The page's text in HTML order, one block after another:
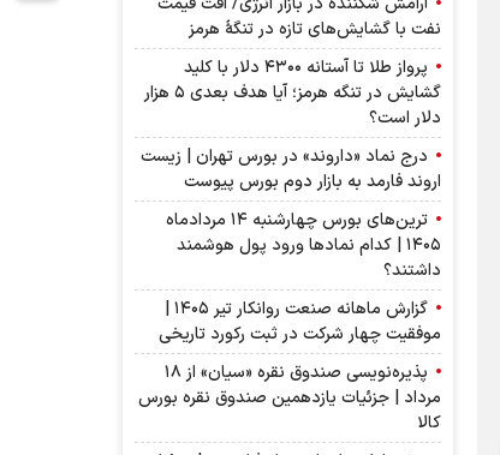
نفت با گشایش‌های تازه در تنگۀ هرمز
پرواز طلا تا آستانه ۴۳۰۰ دلار با کلید
گشایش در تنگه هرمز؛ آیا هدف بعدی ۵ هزار
دلار است؟
درج نماد «داروند» در بورس تهران | زیست
اروند فارمد به بازار دوم بورس پیوست
ترین‌های بورس چهارشنبه ۱۴ مردادماه
۱۴۰۵ | کدام نماد‌ها ورود پول هوشمند
داشتند؟
گزارش ماهانه صنعت روانکار تیر ۱۴۰۵ |
موفقیت چهار شرکت در ثبت رکورد تاریخی
پذیره‌نویسی صندوق نقره «سیان» از ۱۸
مرداد | جزئیات یازدهمین صندوق نقره بورس
کالا